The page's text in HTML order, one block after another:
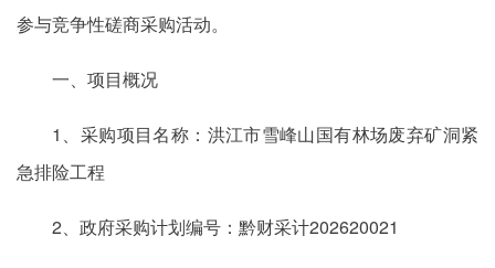
参与竞争性磋商采购活动。
一、项目概况
1、采购项目名称：洪江市雪峰山国有林场废弃矿洞紧
急排险工程
2、政府采购计划编号：黔财采计202620021